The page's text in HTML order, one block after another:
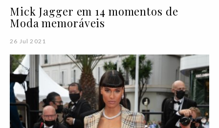
Mick Jagger em 14 momentos de
Moda memoráveis
26 Jul 2021